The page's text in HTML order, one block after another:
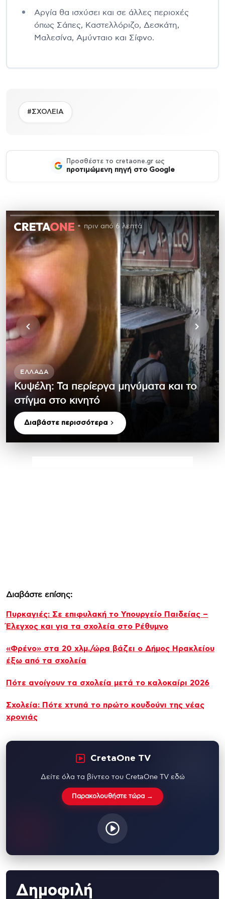
Αργία θα ισχύσει και σε άλλες περιοχές
όπως Σάπες, Καστελλόριζο, Δεσκάτη,
Μαλεσίνα, Αμύνταιο και Σίφνο.
#ΣΧΟΛΕΙΑ
Προσθέστε το cretaone.gr ως
προτιμώμενη πηγή στο Google
πριν από 6 λεπτά
ΕΛΛΆΔΑ
Κυψέλη: Τα περίεργα μηνύματα και το
στίγμα στο κινητό
Διαβάστε περισσότερα
Διαβάστε επίσης:
Πυρκαγιές: Σε επιφυλακή το Υπουργείο Παιδείας –
Έλεγχος και για τα σχολεία στο Ρέθυμνο
«Φρένο» στα 20 χλμ./ώρα βάζει ο Δήμος Ηρακλείου
έξω από τα σχολεία
Πότε ανοίγουν τα σχολεία μετά το καλοκαίρι 2026
Σχολεία: Πότε χτυπά το πρώτο κουδούνι της νέας
χρονιάς
CretaOne TV
Δείτε όλα τα βίντεο του CretaOne TV εδώ
Παρακολουθήστε τώρα →
Δημοφιλή